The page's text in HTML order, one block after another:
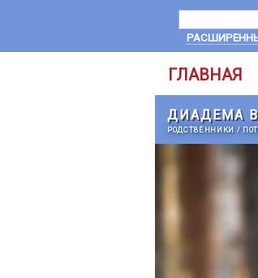
ГЛАВНАЯ
ДИАДЕМА
РОДСТВЕННИКИ /